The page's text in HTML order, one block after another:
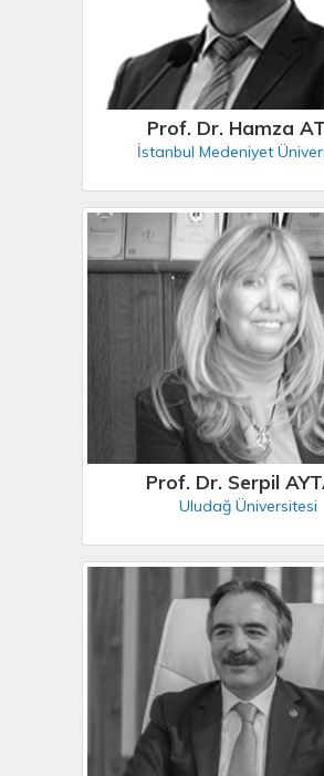
Prof. Dr. Hamza
İstanbul Medeniyet
Prof. Dr. Serpil
Uludağ Üniversitesi